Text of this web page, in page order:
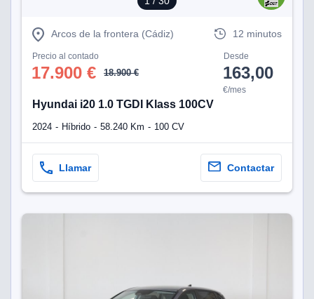
Arcos de la frontera (Cádiz) 12 minutos
Precio al contado
17.900 € 18.900 €
Desde
163,00
€/mes
Hyundai i20 1.0 TGDI Klass 100CV
2024 Híbrido 58.240 Km 100 CV
Llamar Contactar